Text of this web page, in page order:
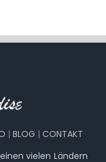
| BLOG | CONTAKT
vielen Ländern